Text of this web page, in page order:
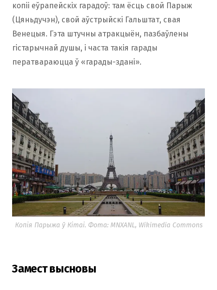
копіі еўрапейскіх гарадоў: там ёсць свой Парыж
(Цяньдучэн), свой аўстрыйскі Гальштат, свая
Венецыя. Гэта штучны атракцыён, пазбаўлены
гістарычнай душы, і часта такія гарады
ператвараюцца ў «гарады-здані».
Копія Парыжа ў Кітаі. Фота: MNXANL, Wikimedia Commons
Замест высновы